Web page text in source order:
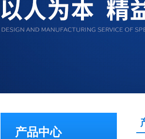
产品中心